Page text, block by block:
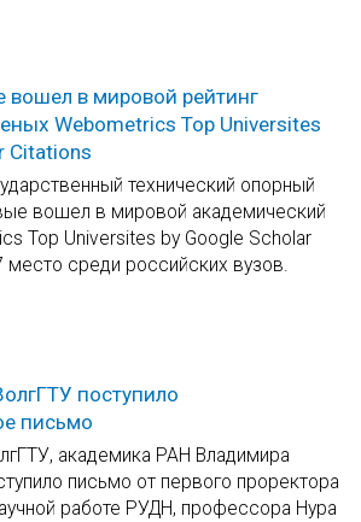
вошел в мировой рейтинг
Webometrics Top Universites
Citations
технический опорный
вошел в мировой академический
Top Universites by Google Scholar
место среди российских вузов.
поступило
письмо
академика РАН Владимира
письмо от первого проректора
работе РУДН, профессора Нура